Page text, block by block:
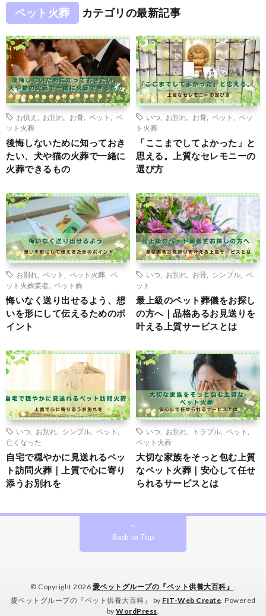
ペット火葬 カテゴリの最新記事
お供え お別れ お骨 ペット
ペ
ット火葬
後悔しないために知っておき
たい、犬や猫の火葬で一緒に
火葬できるもの
いつ お別れ お骨 ペット
ペッ
ト火葬
「ここまでしてよかった」と
思える。上質なセレモニーの
選び方
お別れ ペット ペット火葬
ペ
ット火葬業者
ペット葬
悔いなく送り出せるよう、想
いを形にして伝えるためのポ
イント
いつ お別れ お骨 シンプル
ペ
ット
最上級のペット葬儀をお探し
の方へ｜品格あるお見送りを
叶える上質サービスとは
いつ お別れ シンプル ペット
亡くなった
自宅で穏やかに見送れるペッ
ト訪問火葬｜上質で心に寄り
添うお別れを
いつ お別れ トラブル ペット
ペット火葬
大切な家族をそっと包む上質
なペット火葬｜安心して任せ
られるサービスとは
Back to Top
© Copyright 2026 愛ペットグループの『ペット供養大百科』.
愛ペットグループの『ペット供養大百科』 by FIT-Web Create. Powered
byWordPress.